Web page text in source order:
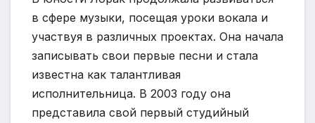
в сфере музыки, посещая уроки вокала и
участвуя в различных проектах. Она начала
записывать свои первые песни и стала
известна как талантливая
исполнительница. В 2003 году она
представила свой первый студийный